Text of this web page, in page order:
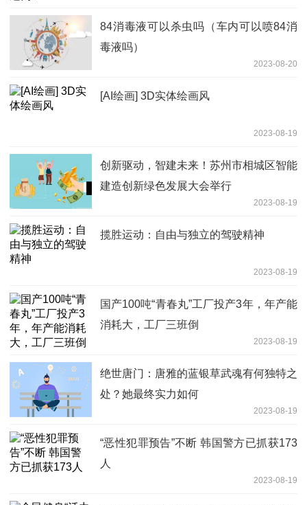
84消毒液可以杀虫吗（车内可以喷84消
毒液吗）
2023-08-20
[AI绘画] 3D实体绘画风
2023-08-19
创新驱动，智建未来！苏州市相城区智能
建造创新绿色发展大会举行
2023-08-19
揽胜运动：自由与独立的驾驶精神
2023-08-19
国产100吨“青春丸”工厂投产3年，年产能
消耗大，工厂三班倒
2023-08-19
绝世唐门：唐雅的蓝银草武魂有何独特之
处？她最终实力如何
2023-08-19
“恶性犯罪预告”不断 韩国警方已抓获173
人
2023-08-19